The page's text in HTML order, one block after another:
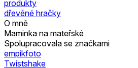
produkty
dřevěné hračky
O mně
Maminka na mateřské
Spolupracovala se značkami
empikfoto
Twistshake